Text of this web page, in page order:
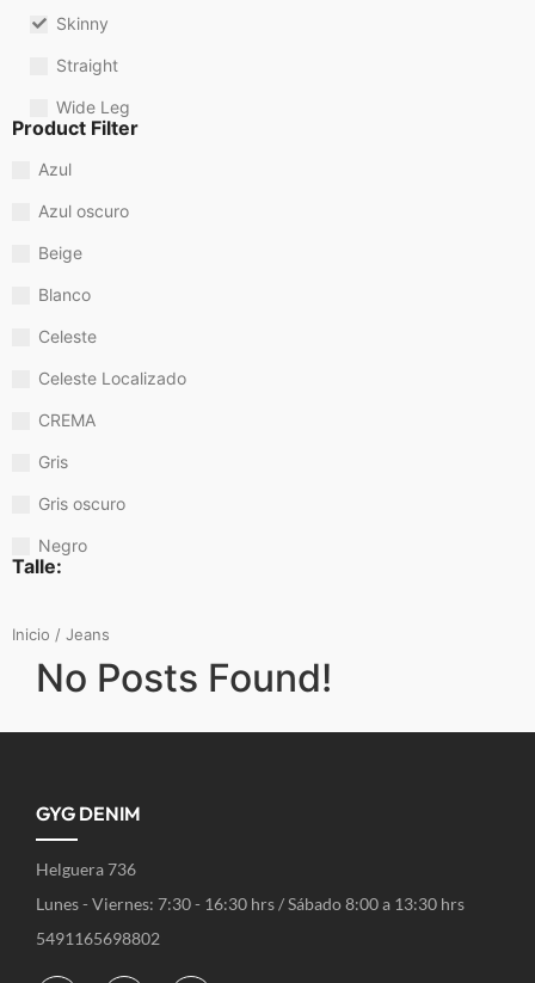
Skinny
Straight
Wide Leg
Product Filter
Azul
Azul oscuro
Beige
Blanco
Celeste
Celeste Localizado
CREMA
Gris
Gris oscuro
Negro
Talle:
Inicio / Jeans
No Posts Found!
GYG DENIM
Helguera 736
Lunes - Viernes: 7:30 - 16:30 hrs / Sábado 8:00 a 13:30 hrs
5491165698802